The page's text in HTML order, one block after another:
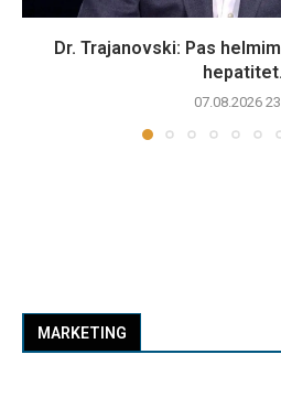
Dr. Trajanovski: Pas
07.08.2026
MARKETING